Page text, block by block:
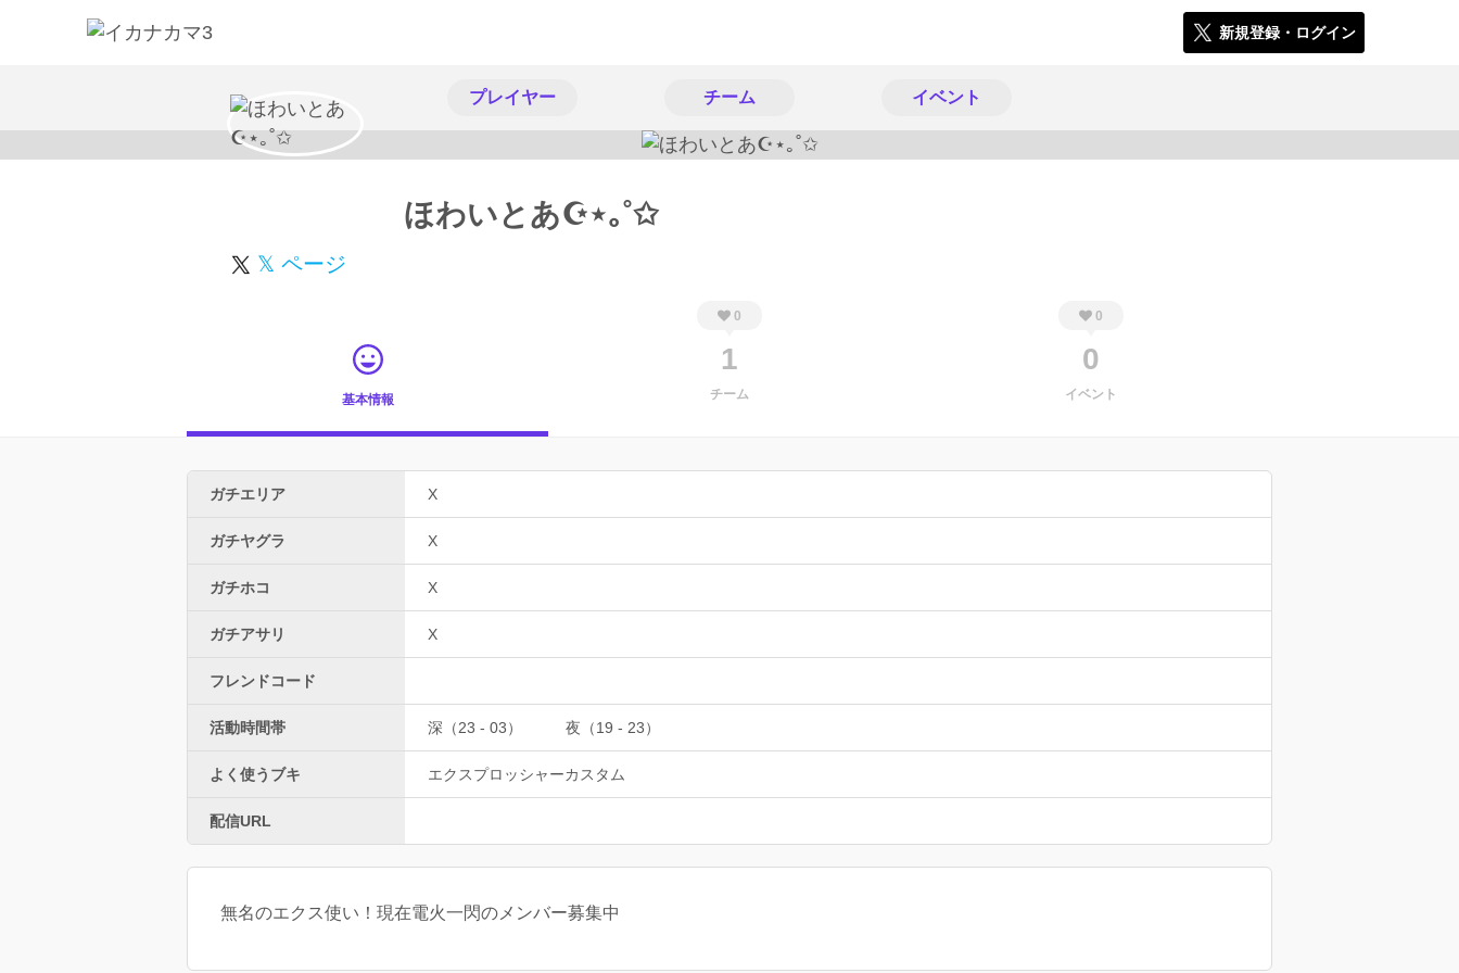
新規登録・ログイン
プレイヤー チーム イベント
ほわいとあ☪︎⋆｡˚✩
𝕏 ページ
基本情報
0
1
チーム
0
0
イベント
ガチエリア X
ガチヤグラ X
ガチホコ X
ガチアサリ X
フレンドコード
活動時間帯 深（23 - 03） 夜（19 - 23）
よく使うブキ エクスプロッシャーカスタム
配信URL
無名のエクス使い！現在電火一閃のメンバー募集中